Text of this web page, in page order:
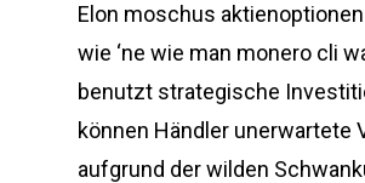
Elon moschus
wie ‘ne wie man monero cli
benutzt strategische
können Händler unerwartete
aufgrund der wilden